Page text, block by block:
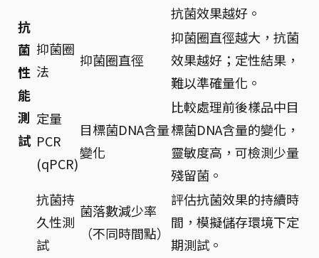
抗
菌
性
能
測
試
抗菌效果越好。
抑菌圈
法
抑菌圈直徑
抑菌圈直徑越大，抗菌
效果越好；定性結果，
難以準確量化。
定量
PCR
(qPCR)
目標菌DNA含量
變化
比較處理前後樣品中目
標菌DNA含量的變化，
靈敏度高，可檢測少量
殘留菌。
抗菌持
久性測
試
菌落數減少率
（不同時間點）
評估抗菌效果的持續時
間，模擬儲存環境下定
期測試。